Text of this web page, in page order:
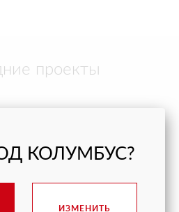
проекты
КОЛУМБУС?
ИЗМЕНИТЬ